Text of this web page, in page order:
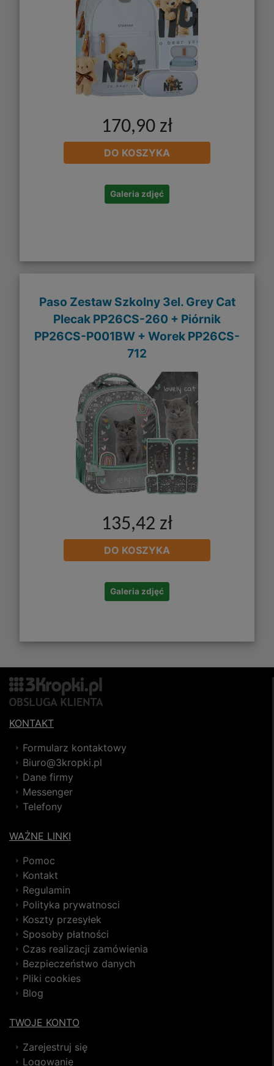
170,90 zł
DO KOSZYKA
Galeria zdjęć
Paso Zestaw Szkolny 3el. Grey Cat
Plecak PP26CS-260 + Piórnik
PP26CS-P001BW + Worek PP26CS-
712
135,42 zł
DO KOSZYKA
Galeria zdjęć
KONTAKT
Formularz kontaktowy
Biuro@3kropki.pl
Dane firmy
Messenger
Telefony
WAŻNE LINKI
Pomoc
Kontakt
Regulamin
Polityka prywatnosci
Koszty przesyłek
Sposoby płatności
Czas realizacji zamówienia
Bezpieczeństwo danych
Pliki cookies
Blog
TWOJE KONTO
Zarejestruj się
Logowanie